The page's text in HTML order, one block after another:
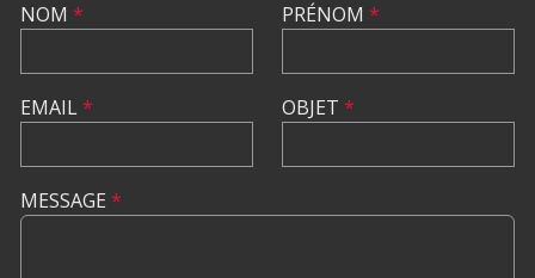
NOM *
EMAIL*
PRÉNOM *
OBJET *
MESSAGE *